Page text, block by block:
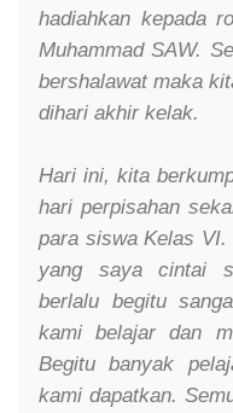
hadiahkan kepada
Muhammad SAW.
bershalawat maka
dihari akhir kelak.
Hari ini, kita
hari perpisahan
para siswa Kelas VI.
yang saya cintai
berlalu begitu
kami belajar dan
Begitu banyak
kami dapatkan.